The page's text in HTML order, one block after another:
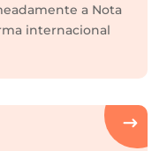
a Nota
internacional